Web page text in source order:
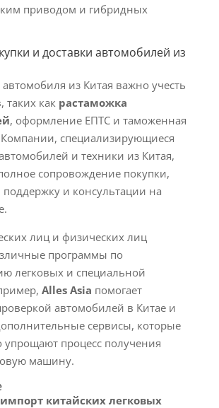
приводом и гибридных
и доставки автомобилей из
из Китая важно учесть
таких как растаможка
, оформление ЕПТС и таможенная
специализирующиеся
и техники из Китая,
сопровождение покупки,
поддержку и консультации на
лиц и физических лиц
программы по
легковых и специальной
Alles Asia помогает
автомобилей в Китае и
сервисы, которые
упрощают процесс получения
машину.
импорт китайских легковых